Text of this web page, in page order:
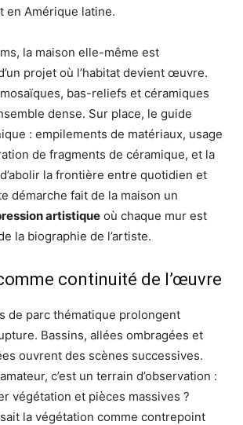
en Amérique latine.
la maison elle-même est
projet où l’habitat devient œuvre.
bas-reliefs et céramiques
dense. Sur place, le guide
: empilements de matériaux, usage
de fragments de céramique, et la
la frontière entre quotidien et
démarche fait de la maison un
artistique où chaque mur est
la biographie de l’artiste.
continuité de l’œuvre
de parc thématique prolongent
Bassins, allées ombragées et
ouvrent des scènes successives.
c’est un terrain d’observation :
végétation et pièces massives ?
la végétation comme contrepoint